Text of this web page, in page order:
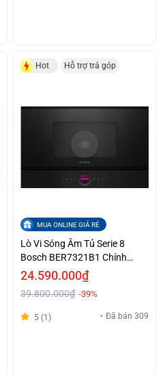
Hot Hỗ trợ trả góp
MUA ONLINE GIÁ RẺ
Lò Vi Sóng Âm Tủ Serie 8
Bosch BER7321B1 Chính
Hãng Giá Tốt
24.590.000₫
39.800.000₫ -39%
5 (1) Đã bán 309